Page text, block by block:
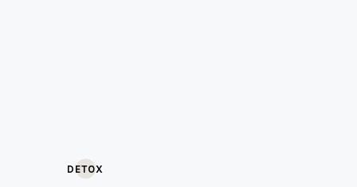
DETOX